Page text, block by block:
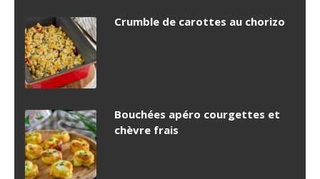
Crumble de carottes au chorizo
Bouchées apéro courgettes et
chèvre frais